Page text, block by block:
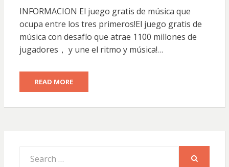
INFORMACION El juego gratis de música que
ocupa entre los tres primeros!El juego gratis de
música con desafío que atrae 1100 millones de
jugadores， y une el ritmo y música!…
READ MORE
for: